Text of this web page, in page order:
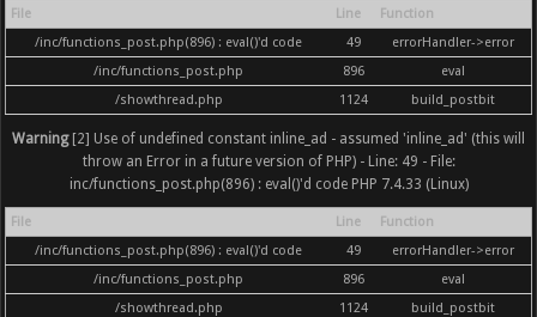
File Line
Function
/inc/functions_post.php(896) : eval()'d code
49
errorHandler->error
/inc/functions_post.php
896
eval
/showthread.php
1124 build_postbit
Warning[2] Use of undefined constant inline_ad - assumed 'inline_ad' (this will
throw an Error in a future version of PHP) - Line: 49 - File:
inc/functions_post.php(896) : eval()'d code PHP 7.4.33 (Linux)
File Line
Function
/inc/functions_post.php(896) : eval()'d code
49
errorHandler->error
/inc/functions_post.php
896
eval
/showthread.php
1124 build_postbit